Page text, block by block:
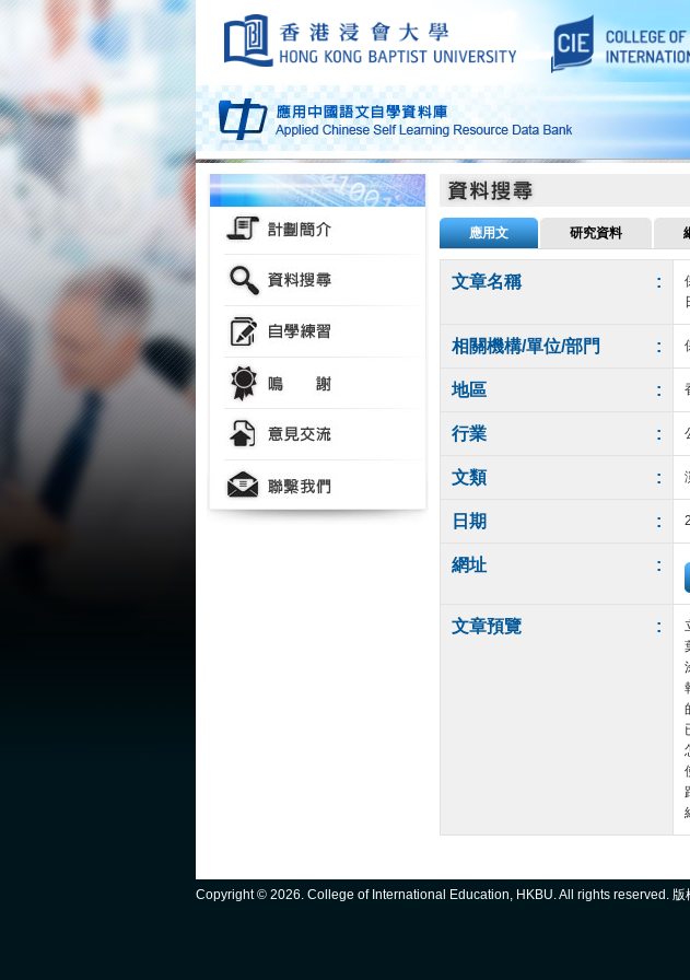
應用文 研究資料
文章名稱 :
相關機構/單位/部門 :
地區 :
行業 :
文類 :
日期 :
網址 :
文章預覽 :
Copyright © 2026. College of International Education, HKBU. All rights reserved. 版